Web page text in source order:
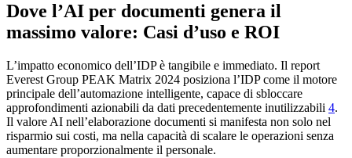
Dove l’AI per documenti genera il
massimo valore: Casi d’uso e ROI
L’impatto economico dell’IDP è tangibile e immediato. Il report
Everest Group PEAK Matrix 2024 posiziona l’IDP come il motore
principale dell’automazione intelligente, capace di sbloccare
approfondimenti azionabili da dati precedentemente inutilizzabili 4.
Il valore AI nell’elaborazione documenti si manifesta non solo nel
risparmio sui costi, ma nella capacità di scalare le operazioni senza
aumentare proporzionalmente il personale.